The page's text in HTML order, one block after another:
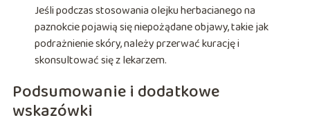
Jeśli podczas stosowania olejku herbacianego na
paznokcie pojawią się niepożądane objawy, takie jak
podrażnienie skóry, należy przerwać kurację i
skonsultować się z lekarzem.
Podsumowanie i dodatkowe
wskazówki